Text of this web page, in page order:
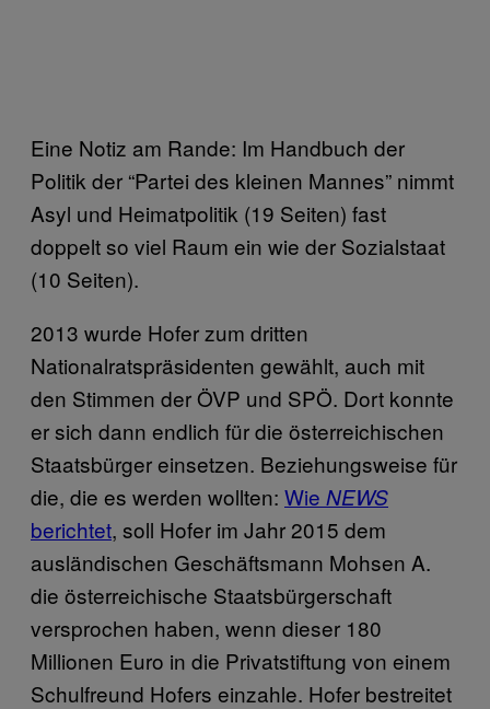
Eine Notiz am Rande: Im Handbuch der
Politik der “Partei des kleinen Mannes” nimmt
Asyl und Heimatpolitik (19 Seiten) fast
doppelt so viel Raum ein wie der Sozialstaat
(10 Seiten).
2013 wurde Hofer zum dritten
Nationalratspräsidenten gewählt, auch mit
den Stimmen der ÖVP und SPÖ. Dort konnte
er sich dann endlich für die österreichischen
Staatsbürger einsetzen. Beziehungsweise für
die, die es werden wollten: Wie NEWS
berichtet, soll Hofer im Jahr 2015 dem
ausländischen Geschäftsmann Mohsen A.
die österreichische Staatsbürgerschaft
versprochen haben, wenn dieser 180
Millionen Euro in die Privatstiftung von einem
Schulfreund Hofers einzahle. Hofer bestreitet